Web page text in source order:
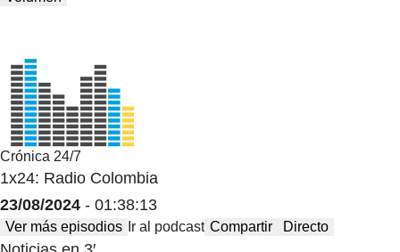
Crónica 24/7
1x24: Radio Colombia
23/08/2024 - 01:38:13
Ver más episodios Ir al podcast Compartir Directo